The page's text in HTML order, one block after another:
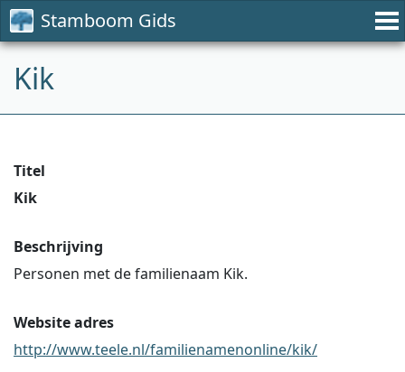
Stamboom Gids
Kik
Titel
Kik
Beschrijving
Personen met de familienaam Kik.
Website adres
http://www.teele.nl/familienamenonline/kik/